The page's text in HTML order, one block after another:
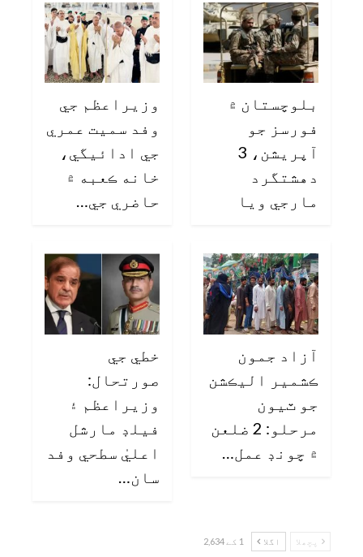
بلوچستان ۾
فورسز جو
آپريشن، 3
دهشتگرد
مارجي ويا
وزيراعظم جي
وفد سميت عمري
جي ادائيگي،
خانه ڪعبه ۾
حاضري جي…
آزاد جمون
ڪشمير اليڪشن
جو ٽيون
مرحلو: 2 ضلعن
۾ چونڊ عمل…
خطي جي
صورتحال:
وزيراعظم ۽
فيلڊ مارشل
اعليٰ سطحي وفد
سان…
پچھلا اگلا 1 کے 2,634